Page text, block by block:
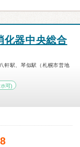
化器中央総合
軒駅、琴似駅（札幌市営地
可)